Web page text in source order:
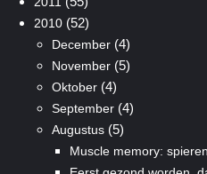
2010(52)
December(4)
November(5)
Oktober(4)
September(4)
Augustus(5)
Muscle memory: